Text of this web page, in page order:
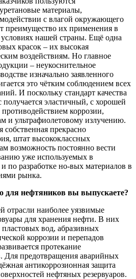
материалы,
с влагой окружающего
преимущество их применения в
нашей страны. Ещё одна
красок – их высокая
воздействиям. Но главное
– неукоснительное
изначально заявленного
это чётким соблюдением всех
И поскольку стандарт качества
эластичный, с хорошей
коррозии,
и ультрафиолетовому излучению.
собственная прекрасно
штат высококлассных
возможность постоянно вести
уже используемых в
по разработке но-вых материалов в
рынка.
для нефтяников вы выпускаете?
наиболее уязвимые
для хранения нефти. В них
вод, абразивных
коррозии и перепадов
протекание
Для предотвращения аварийных
антикоррозионная защита
нефтяных резервуаров.